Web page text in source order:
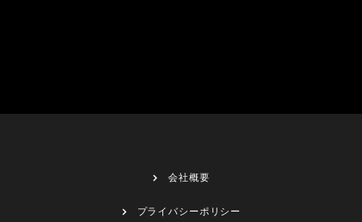
会社概要
プライバシーポリシー